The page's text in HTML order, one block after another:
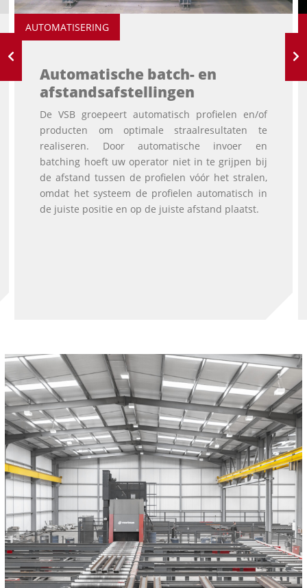
AUTOMATISERING
Automatische batch- en
afstandsafstellingen
De VSB groepeert automatisch profielen en/of
producten om optimale straalresultaten te
realiseren. Door automatische invoer en
batching hoeft uw operator niet in te grijpen bij
de afstand tussen de profielen vóór het stralen,
omdat het systeem de profielen automatisch in
de juiste positie en op de juiste afstand plaatst.